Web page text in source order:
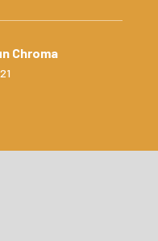
Chroma